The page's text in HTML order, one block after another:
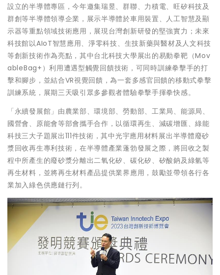
設立的半導體專區，今年邀集瑞昱、群聯、力積電、旺矽科技及
群創等半導體領導企業，展示半導體於車用裝置、人工智慧及顯
示器等重點領域技術應用，展現台灣創新研發的堅強實力；未來
科技館以AIoT智慧應用、淨零科技、生技新藥與醫材及人文科技
等創新技術作為亮點，其中台北科技大學展出的易動拳靶（Mov
ableBag+）利用遭遇型觸覺回饋技術，可同時訓練拳擊手的打
擊和腳步，並結合VR視覺回饋，為一套多感官回饋的移動式拳擊
訓練系統，展期三天吸引眾多參觀者體驗拳擊手揮拳快感。
「永續發展館」由農業部、環境部、勞動部、工業局、能源局、
國營會、原能會等部會攜手合作，以循環再生、減碳增匯、綠能
科技三大子題展出111件技術，其中光宇應用材料展出半導體廢砂
漿回收再生專利技術，在半導體產業蓬勃發展之際，將回收之製
程中所產生的廢砂漿分離出二氧化矽、碳化矽、矽酸鈉及綠氫等
再生材料，並將再生材料產品提供業界應用，鼓勵並帶領各行各
業加入綠色供應鏈行列。